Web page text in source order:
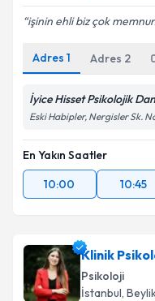
işinin ehli biz çok
Adres 1 Adres 2
İyice Hisset Psikolojik
Eski Habipler, Nergisler Sk.
En Yakın Saatler
10:00
10:45
Klinik
Psikoloji
İstanbul,